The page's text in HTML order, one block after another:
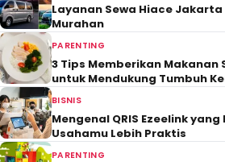
Layanan Sewa Hiace
Murahan
PARENTING
3 Tips Memberikan
untuk Mendukung Tumbuh
BISNIS
Mengenal QRIS Ezeelink
Usahamu Lebih Praktis
PARENTING